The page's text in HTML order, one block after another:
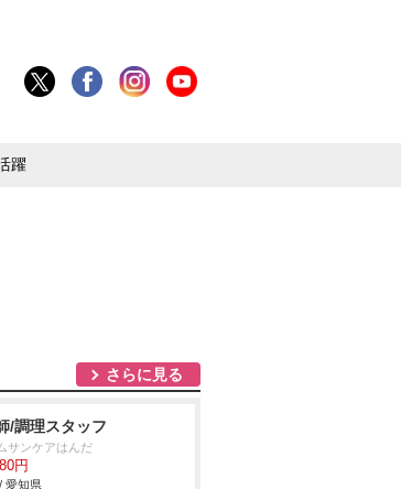
躍
さらに見る
/調理スタッフ
サンケアはんだ
円
愛知県